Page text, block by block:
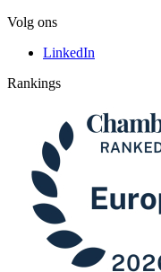
Volg ons
LinkedIn
Rankings